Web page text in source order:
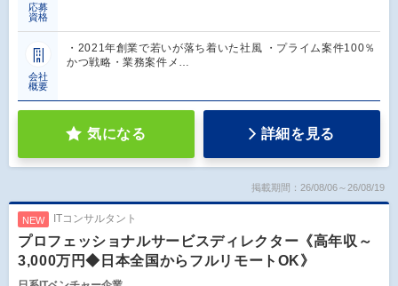
応募
資格
会社
概要
・2021年創業で若いが落ち着いた社風 ・プライム案件100％
かつ戦略・業務案件メ…
気になる 詳細を見る
掲載期間：26/08/06～26/08/19
NEW ITコンサルタント
プロフェッショナルサービスディレクター《高年収～
3,000万円◆日本全国からフルリモートOK》